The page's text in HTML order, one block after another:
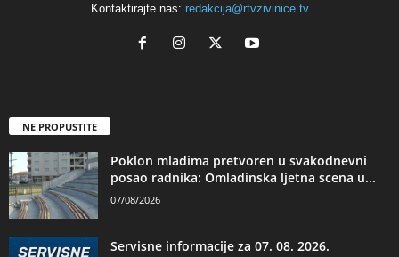
Kontaktirajte nas: redakcija@rtvzivinice.tv
NE PROPUSTITE
Poklon mladima pretvoren u svakodnevni
posao radnika: Omladinska ljetna scena u...
07/08/2026
Servisne informacije za 07. 08. 2026.